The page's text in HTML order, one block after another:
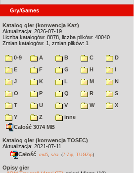
Gry/Games
Katalog gier (konwencja Kaz)
Aktualizacja: 2026-07-19
Liczba katalogów: 8878, liczba plików: 40040
Zmian katalogów: 1, zmian plików: 1
0-9 A B C
D
E
F G H
I
J
K L M
N
O
P Q R
S
T
U V W
X
Y
Z
inne
Całość 3074 MB
Katalog gier (konwencja TOSEC)
Aktualizacja: 2021-07-11
Całość md5 sha (7-Zip TUGZip)
Opisy gier